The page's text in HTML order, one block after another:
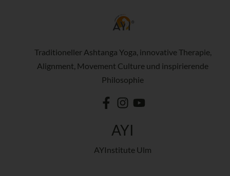
Traditioneller Ashtanga Yoga, innovative Therapie,
Alignment, Movement Culture und inspirierende
Philosophie
AYI
AYInstitute Ulm